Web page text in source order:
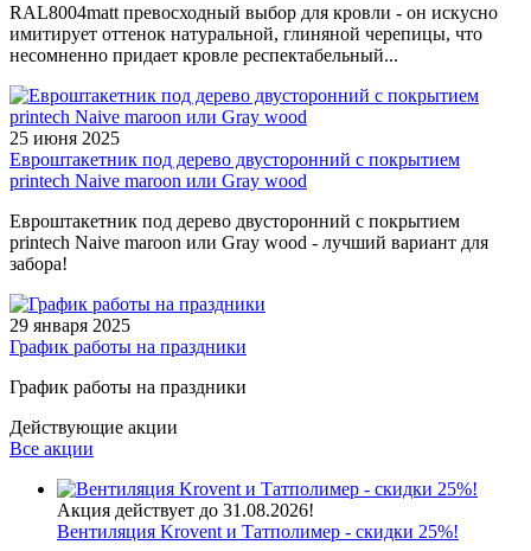
RAL8004matt превосходный выбор для кровли - он искусно
имитирует оттенок натуральной, глиняной черепицы, что
несомненно придает кровле респектабельный...
25 июня 2025
Евроштакетник под дерево двусторонний с покрытием
printech Naive maroon или Gray wood
Евроштакетник под дерево двусторонний с покрытием
printech Naive maroon или Gray wood - лучший вариант для
забора!
29 января 2025
График работы на праздники
График работы на праздники
Действующие акции
Все акции
Акция действует до 31.08.2026!
Вентиляция Krovent и Татполимер - скидки 25%!